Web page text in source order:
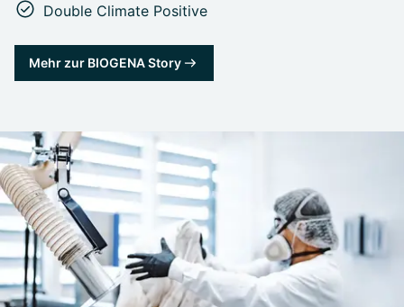
Double Climate Positive
Mehr zur BIOGENA Story